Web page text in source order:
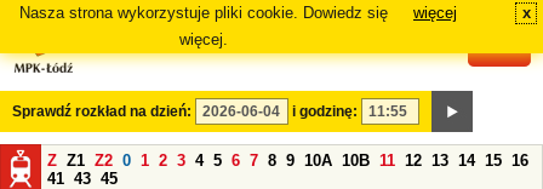
Nasza strona wykorzystuje pliki cookie. Dowiedz się
więcej.
więcej x
Sprawdź rozkład na dzień: i godzinę:
Z Z1 Z2 0 1 2 3 4 5 6 7 8 9 10A 10B 11 12 13 14 15 16
41 43 45